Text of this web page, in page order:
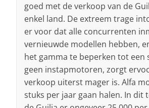
goed met de verkoop van de
enkel land. De extreem trage
er voor dat alle concurrenten
vernieuwde modellen hebben,
het gamma te beperken tot een
geen instapmotoren, zorgt
verkoop uiterst mager is. Alfa
stuks per jaar gaan halen. In dit